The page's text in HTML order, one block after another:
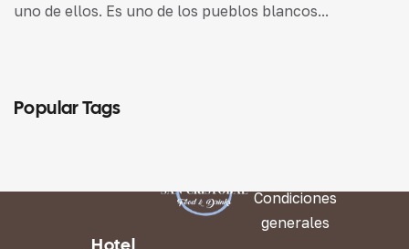
uno de ellos. Es uno de los pueblos blancos...
Popular Tags
Condiciones
generales